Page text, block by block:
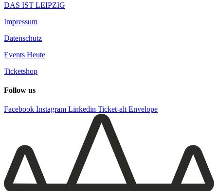
DAS IST LEIPZIG
Impressum
Datenschutz
Events Heute
Ticketshop
Follow us
Facebook Instagram Linkedin Ticket-alt Envelope